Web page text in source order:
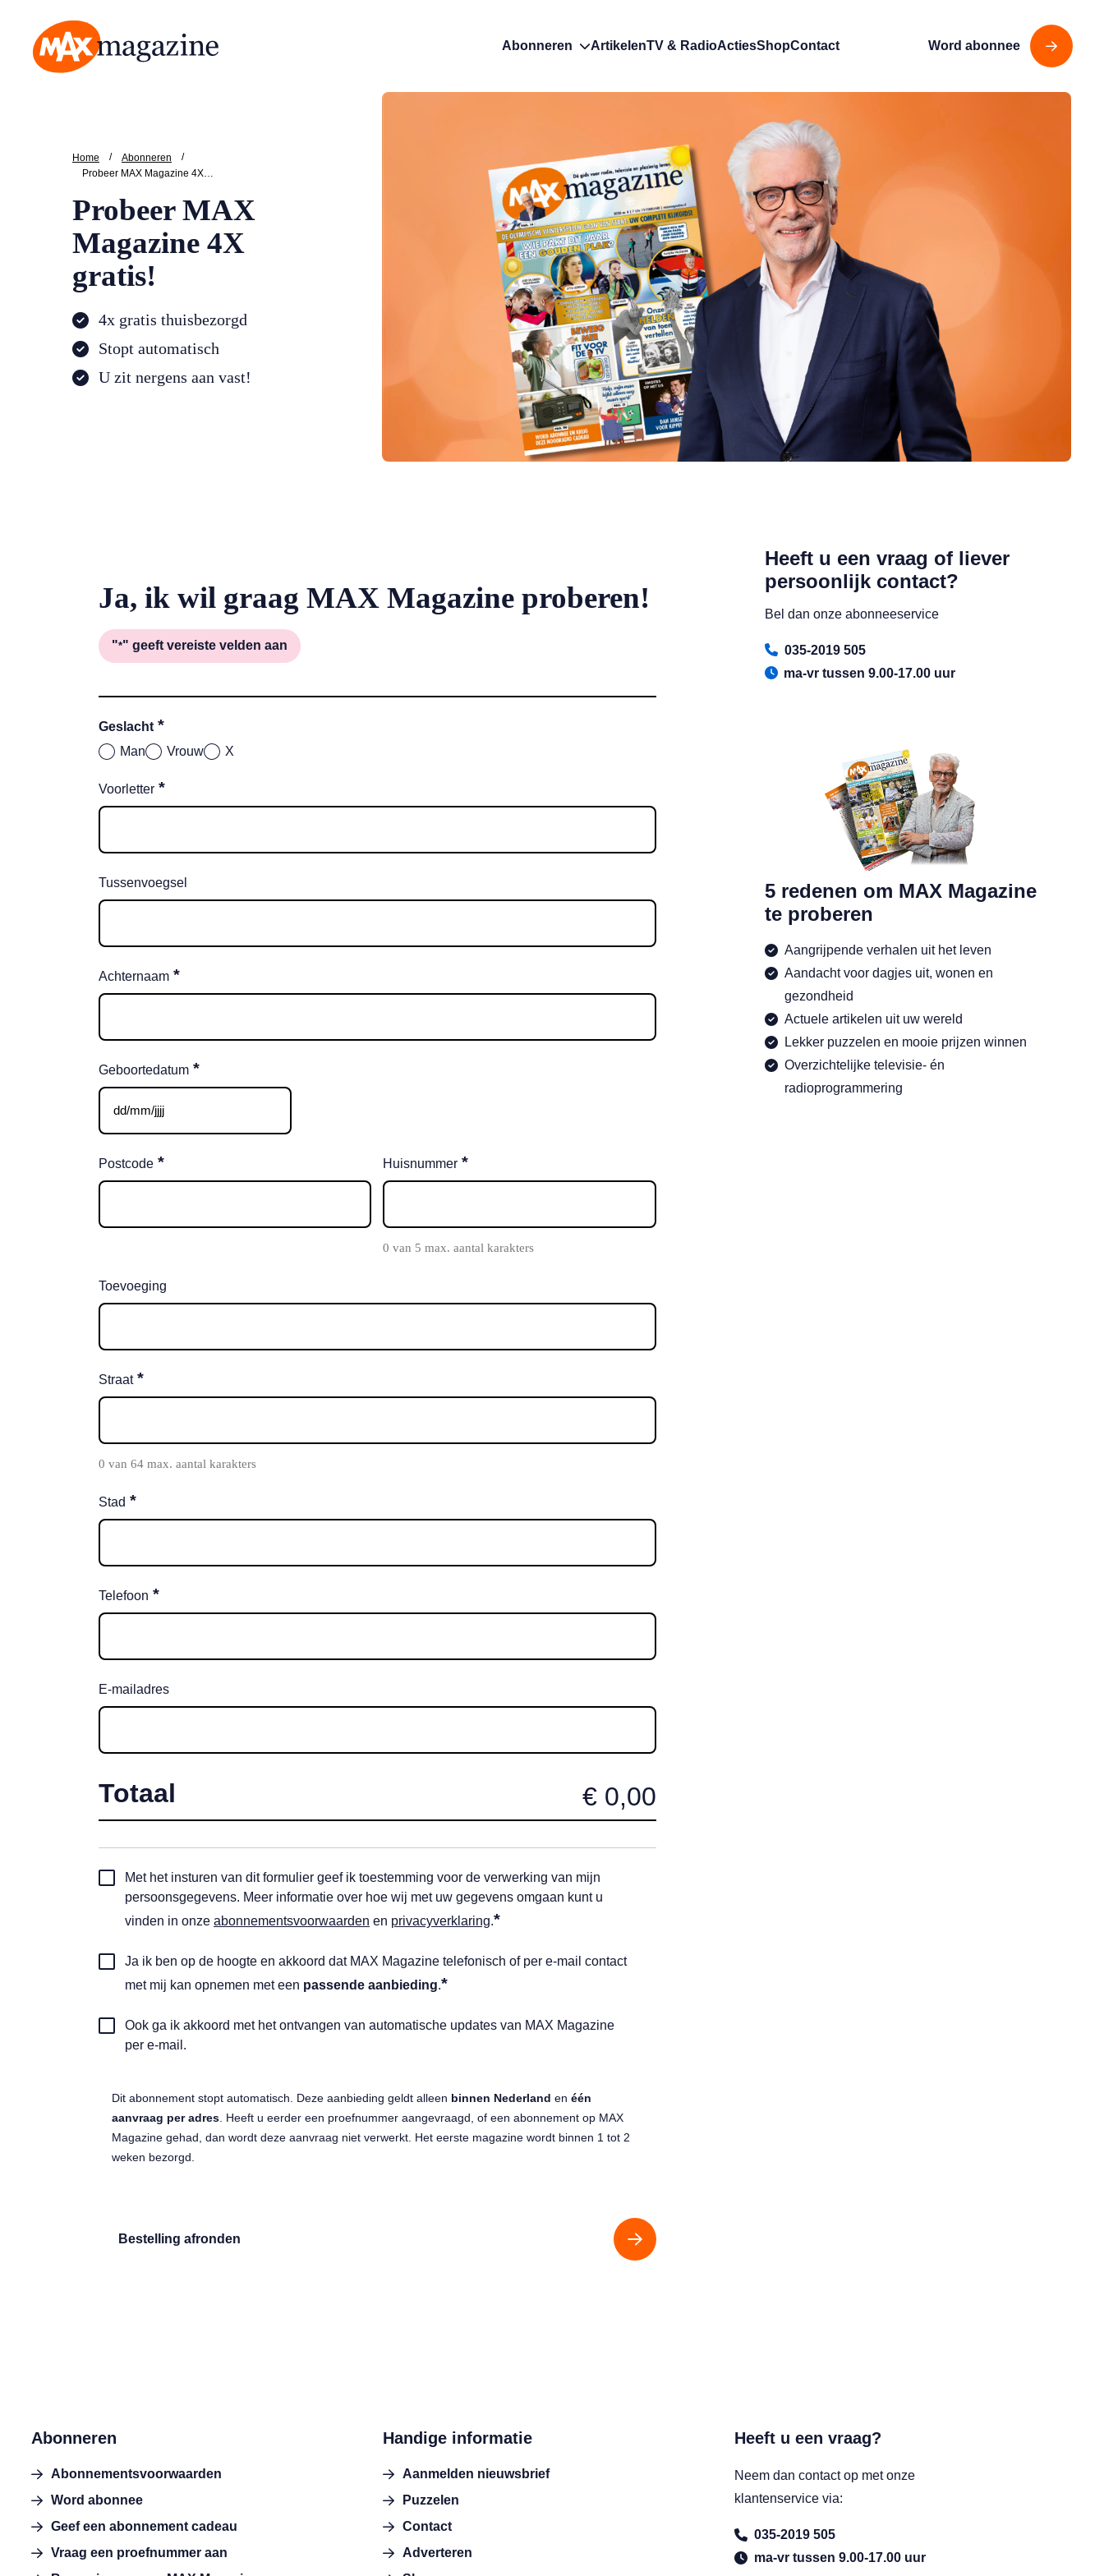
Abonneren ArtikelenTV & RadioActiesShopContact Word abonnee
Home / Abonneren
/
Probeer MAX Magazine 4X gratis!
Probeer MAX
Magazine 4X
gratis!
4x gratis thuisbezorgd
Stopt automatisch
U zit nergens aan vast!
Ja, ik wil graag MAX Magazine proberen!
"*" geeft vereiste velden aan
Geslacht *
Man Vrouw X
Voorletter *
Tussenvoegsel
Achternaam *
Geboortedatum *
DD
slash
MM
slash
Postcode * Huisnummer *
0 van 5 max. aantal karakters
Toevoeging
Straat *
0 van 64 max. aantal karakters
Stad *
Telefoon *
E-mailadres
Totaal
Toestemming
automatische
incasso
Met het insturen van dit formulier geef ik toestemming voor de verwerking van mijn
persoonsgegevens. Meer informatie over hoe wij met uw gegevens omgaan kunt u
vinden in onze abonnementsvoorwaarden en privacyverklaring.*
Toestemming
automatische
*
Ja ik ben op de hoogte en akkoord dat MAX Magazine telefonisch of per e-mail contact
met mij kan opnemen met een passende aanbieding.*
Automatische
updates
Ook ga ik akkoord met het ontvangen van automatische updates van MAX Magazine
per e-mail.
Dit abonnement stopt automatisch. Deze aanbieding geldt alleen binnen Nederland en één
aanvraag per adres . Heeft u eerder een proefnummer aangevraagd, of een abonnement op MAX
Magazine gehad, dan wordt deze aanvraag niet verwerkt. Het eerste magazine wordt binnen 1 tot 2
weken bezorgd.
Bestelling afronden
Heeft u een vraag of liever
persoonlijk contact?
Bel dan onze abonneeservice
035-2019 505
ma-vr tussen 9.00-17.00 uur
5 redenen om MAX Magazine
te proberen
Aangrijpende verhalen uit het leven
Aandacht voor dagjes uit, wonen en
gezondheid
Actuele artikelen uit uw wereld
Lekker puzzelen en mooie prijzen winnen
Overzichtelijke televisie- én
radioprogrammering
Abonneren
Abonnementsvoorwaarden
Word abonnee
Geef een abonnement cadeau
Vraag een proefnummer aan
Handige informatie
Aanmelden nieuwsbrief
Puzzelen
Contact
Adverteren
Heeft u een vraag?
Neem dan contact op met onze
klantenservice via:
035-2019 505
ma-vr tussen 9.00-17.00 uur